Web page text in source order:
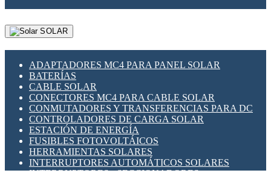
SOLAR
ADAPTADORES MC4 PARA PANEL SOLAR
BATERÍAS
CABLE SOLAR
CONECTORES MC4 PARA CABLE SOLAR
CONMUTADORES Y TRANSFERENCIAS PARA DC
CONTROLADORES DE CARGA SOLAR
ESTACIÓN DE ENERGÍA
FUSIBLES FOTOVOLTÁICOS
HERRAMIENTAS SOLARES
INTERRUPTORES AUTOMÁTICOS SOLARES
INTERRUPTORES - SECCIONADORES